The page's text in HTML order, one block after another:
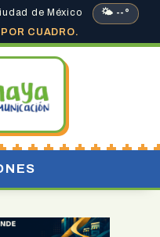
de México
🌤 --°
CUADRO.